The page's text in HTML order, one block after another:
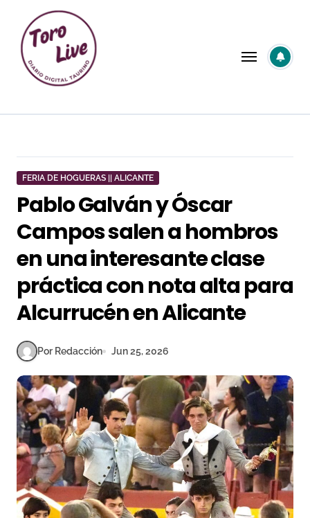
contenido
FERIA DE HOGUERAS || ALICANTE
Pablo Galván y Óscar
Campos salen a hombros
en una interesante clase
práctica con nota alta para
Alcurrucén en Alicante
Por Redacción Jun 25, 2026